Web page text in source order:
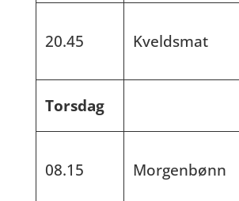
20.45 Kveldsmat
Torsdag
08.15 Morgenbønn